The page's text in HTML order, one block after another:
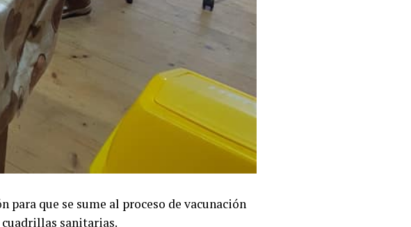
que se sume al proceso de vacunación
cuadrillas sanitarias.